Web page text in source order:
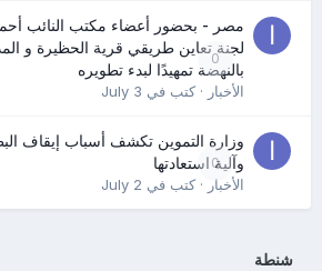
0
مصر - بحضور أعضاء مكتب النائب
لجنة تعاين طريقي قرية الحظيرة و
بالنهضة تمهيدًا لبدء تطويره
الأخبار· كتب في July 3
0
وزارة التموين تكشف أسباب إيقاف
وآلية استعادتها
الأخبار· كتب في July 2
شنطة